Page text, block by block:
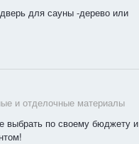
для сауны -дерево или
и отделочные материалы
выбрать по своему бюджету и